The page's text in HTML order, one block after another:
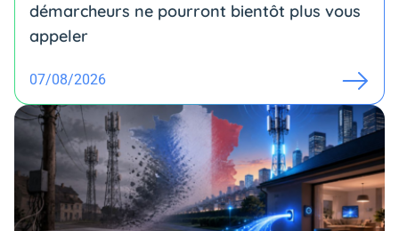
démarcheurs ne pourront bientôt plus vous
appeler
07/08/2026